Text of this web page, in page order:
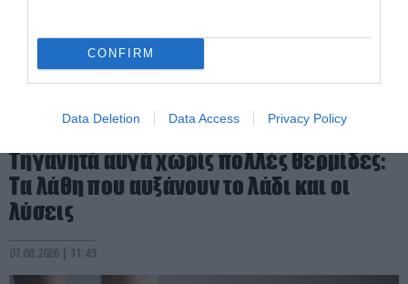
CONFIRM
Data Deletion Data Access Privacy Policy
PRONEWS.GR /ΔΙΑΤΡΟΦΗ
Τηγανητά αυγά χωρίς πολλές θερμίδες:
Τα λάθη που αυξάνουν το λάδι και οι
λύσεις
07.08.2026 | 11:49